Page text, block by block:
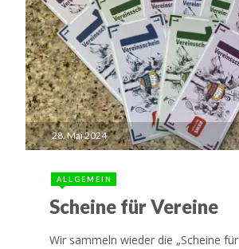
28. Mai 2024
ALLGEMEIN
Scheine für Vereine
Wir sammeln wieder die „Scheine